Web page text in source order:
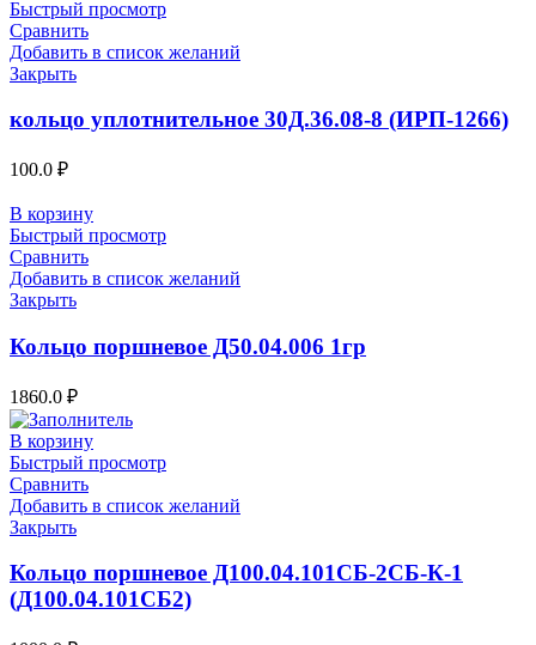
Быстрый просмотр
Сравнить
Добавить в список желаний
Закрыть
кольцо уплотнительное 30Д.36.08-8 (ИРП-1266)
100.0 ₽
В корзину
Быстрый просмотр
Сравнить
Добавить в список желаний
Закрыть
Кольцо поршневое Д50.04.006 1гр
1860.0 ₽
В корзину
Быстрый просмотр
Сравнить
Добавить в список желаний
Закрыть
Кольцо поршневое Д100.04.101СБ-2СБ-К-1
(Д100.04.101СБ2)